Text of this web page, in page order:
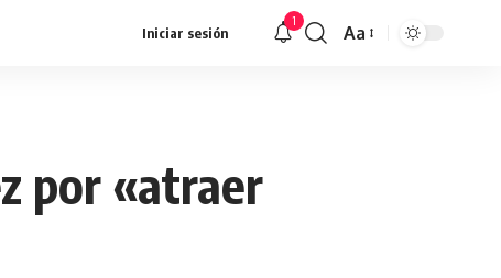
Iniciar sesión
1
Redimensionar
Aa
por «atraer